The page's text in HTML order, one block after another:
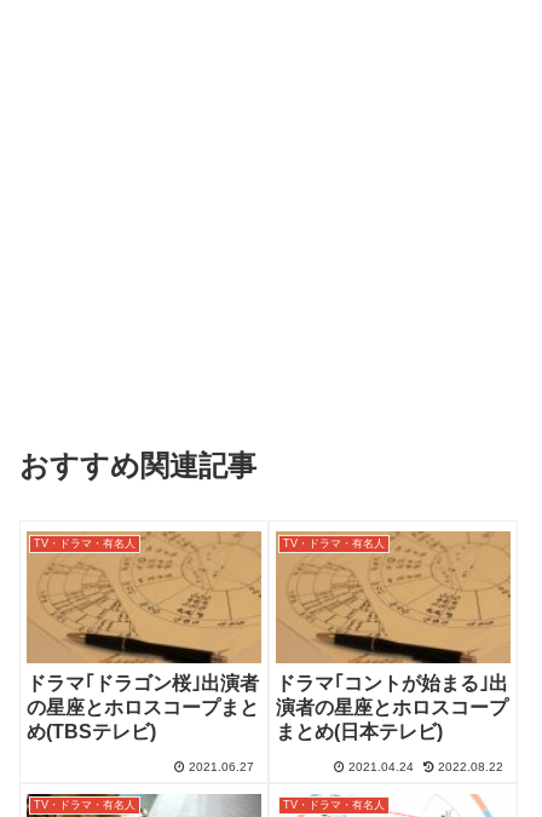
おすすめ関連記事
TV・ドラマ・有名人
ドラマ｢ドラゴン桜｣出演者
の星座とホロスコープまと
め(TBSテレビ)
2021.06.27
TV・ドラマ・有名人
ドラマ｢コントが始まる｣出
演者の星座とホロスコープ
まとめ(日本テレビ)
2021.04.24 2022.08.22
TV・ドラマ・有名人 TV・ドラマ・有名人